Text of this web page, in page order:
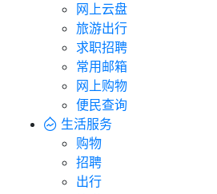
网上云盘
旅游出行
求职招聘
常用邮箱
网上购物
便民查询
生活服务
购物
招聘
出行